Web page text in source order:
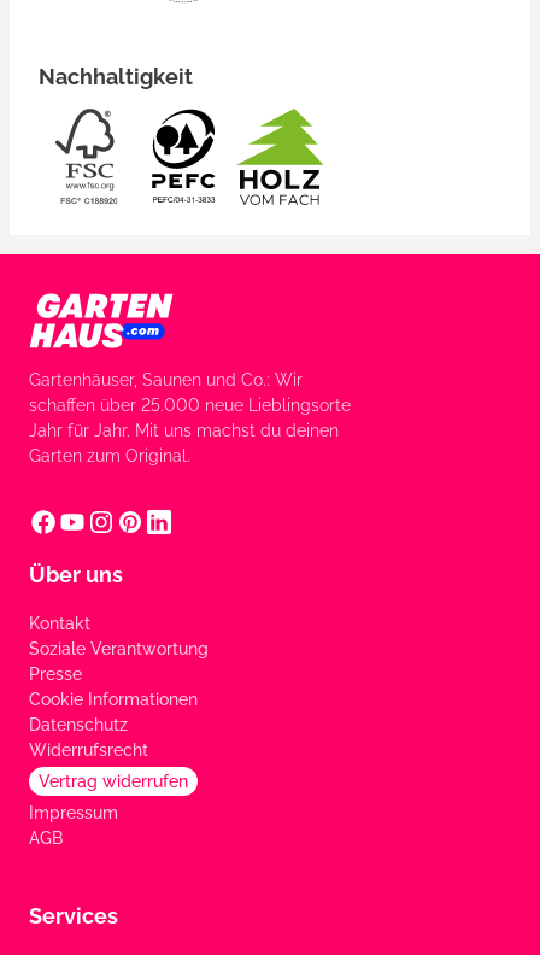
Nachhaltigkeit
Gartenhäuser, Saunen und Co.: Wir
schaffen über 25.000 neue Lieblingsorte
Jahr für Jahr. Mit uns machst du deinen
Garten zum Original.
Über uns
Kontakt
Soziale Verantwortung
Presse
Cookie Informationen
Datenschutz
Widerrufsrecht
Vertrag widerrufen
Impressum
AGB
Services